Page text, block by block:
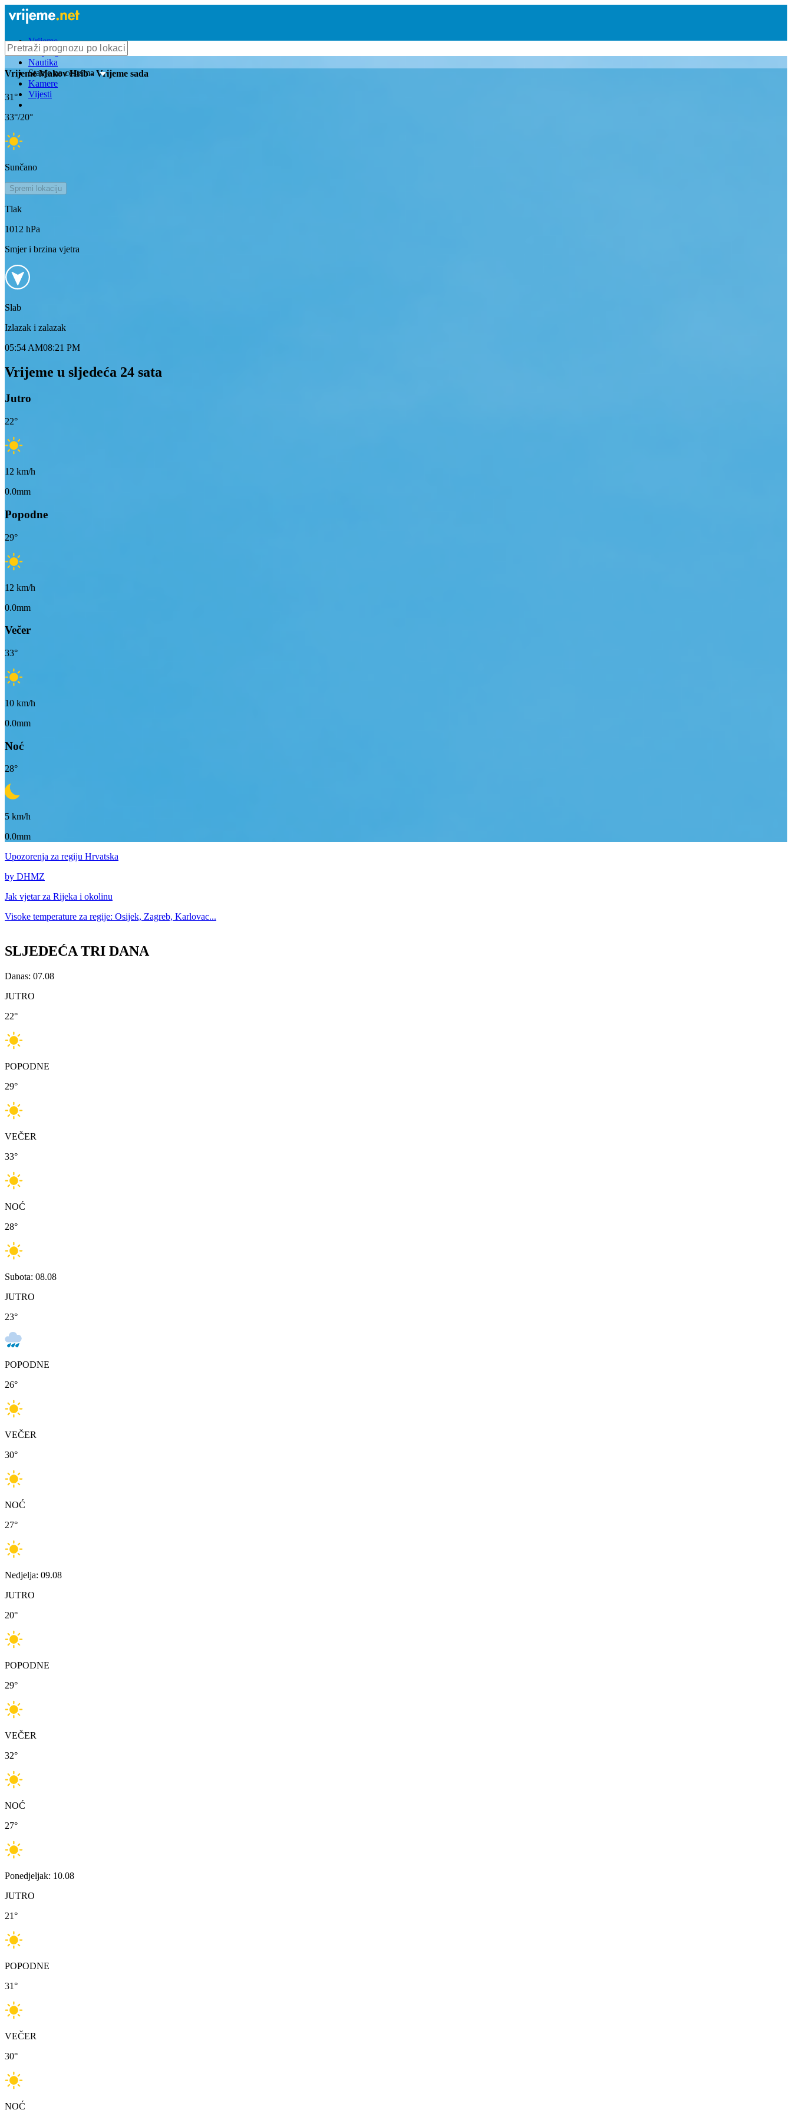
Vrijeme
Bioprognoza
Nautika
Stanje na cestama
Kamere
Vijesti
VrijemeMakov Hrib- Vrijeme sada
31°
33°/20°
Sunčano
Spremi lokaciju
Tlak
1012 hPa
Smjer i brzina vjetra
Slab
Izlazak i zalazak
05:54 AM08:21 PM
Vrijeme u sljedeća 24 sata
Jutro
22°
12 km/h
0.0mm
Popodne
29°
12 km/h
0.0mm
Večer
33°
10 km/h
0.0mm
Noć
28°
5 km/h
0.0mm
Upozorenja za regiju Hrvatska
by DHMZ
Jak vjetar za Rijeka i okolinu
Visoke temperature za regije: Osijek, Zagreb, Karlovac...
SLJEDEĆA TRI DANA
Danas: 07.08
JUTRO
22°
POPODNE
29°
VEČER
33°
NOĆ
28°
Subota: 08.08
JUTRO
23°
POPODNE
26°
VEČER
30°
NOĆ
27°
Nedjelja: 09.08
JUTRO
20°
POPODNE
29°
VEČER
32°
NOĆ
27°
Ponedjeljak: 10.08
JUTRO
21°
POPODNE
31°
VEČER
30°
NOĆ